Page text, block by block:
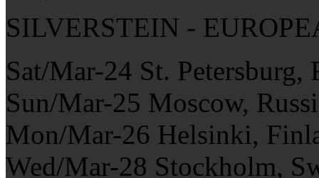
SILVERSTEIN -
Sat/Mar-24 St. Petersburg,
Sun/Mar-25 Moscow,
Mon/Mar-26 Helsinki,
Wed/Mar-28 Stockholm,